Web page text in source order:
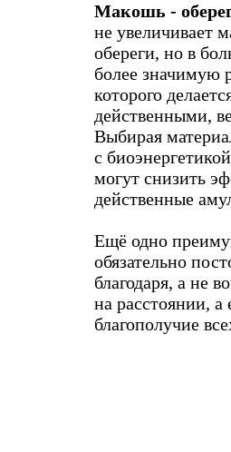
Макошь -
не увеличивает
обереги, но в
более значимую
которого
действенными,
Выбирая
с
могут снизить
действенные
Ещё одно
обязательно
благодаря, а не
на расстоянии, а
благополучие